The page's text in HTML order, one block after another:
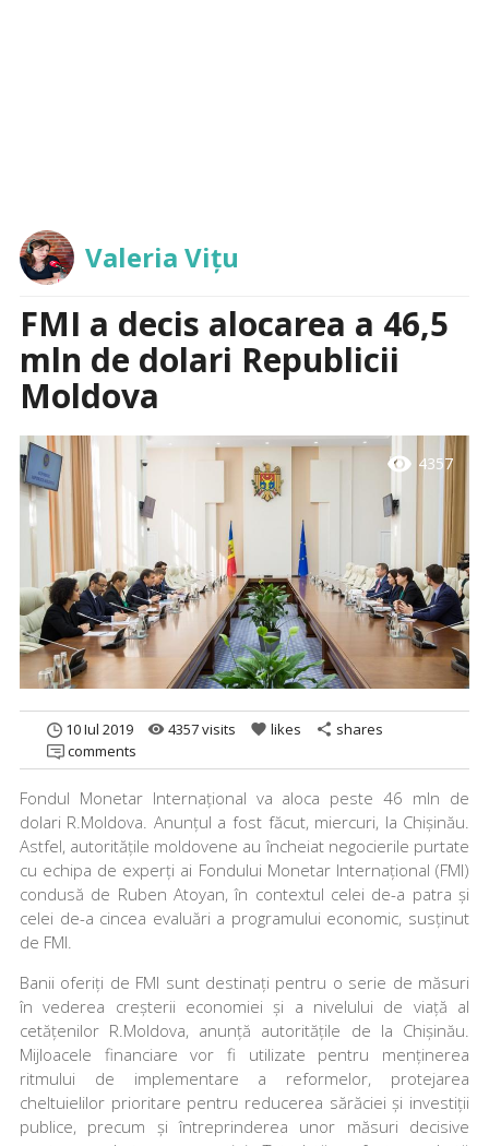
Valeria Vițu
FMI a decis alocarea a 46,5
mln de dolari Republicii
Moldova
visibility 4357
10 Iul 2019 remove_red_eye 4357 visits favorite likes share shares
comments
Fondul Monetar Internațional va aloca peste 46 mln de
dolari R.Moldova. Anunțul a fost făcut, miercuri, la Chișinău.
Astfel, autoritățile moldovene au încheiat negocierile purtate
cu echipa de experți ai Fondului Monetar Internațional (FMI)
condusă de Ruben Atoyan, în contextul celei de-a patra și
celei de-a cincea evaluări a programului economic, susținut
de FMI.
Banii oferiți de FMI sunt destinați pentru o serie de măsuri
în vederea creșterii economiei și a nivelului de viață al
cetățenilor R.Moldova, anunță autoritățile de la Chișinău.
Mijloacele financiare vor fi utilizate pentru menținerea
ritmului de implementare a reformelor, protejarea
cheltuielilor prioritare pentru reducerea sărăciei și investiții
publice, precum și întreprinderea unor măsuri decisive